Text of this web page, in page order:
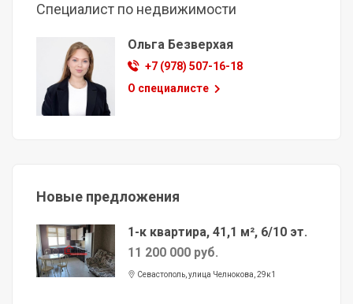
Специалист по недвижимости
Ольга Безверхая
+7 (978) 507-16-18
О специалисте
Новые предложения
1-к квартира, 41,1 м², 6/10 эт.
11 200 000 руб.
Севастополь, улица Челнокова, 29к1